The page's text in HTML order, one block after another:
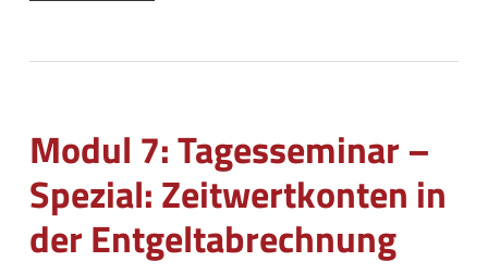
Modul 7: Tagesseminar –
Spezial: Zeitwertkonten in
der Entgeltabrechnung